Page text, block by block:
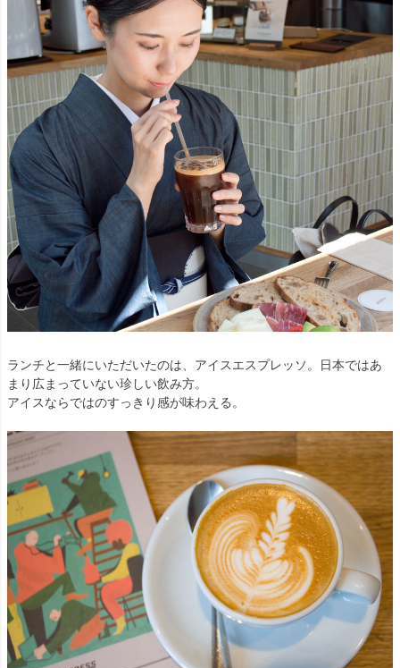
ランチと一緒にいただいたのは、アイスエスプレッソ。日本ではあ
まり広まっていない珍しい飲み方。
アイスならではのすっきり感が味わえる。